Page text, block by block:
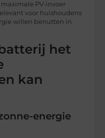
PV‑invoer
voor huishoudens
willen benutten in
het
kan
energie